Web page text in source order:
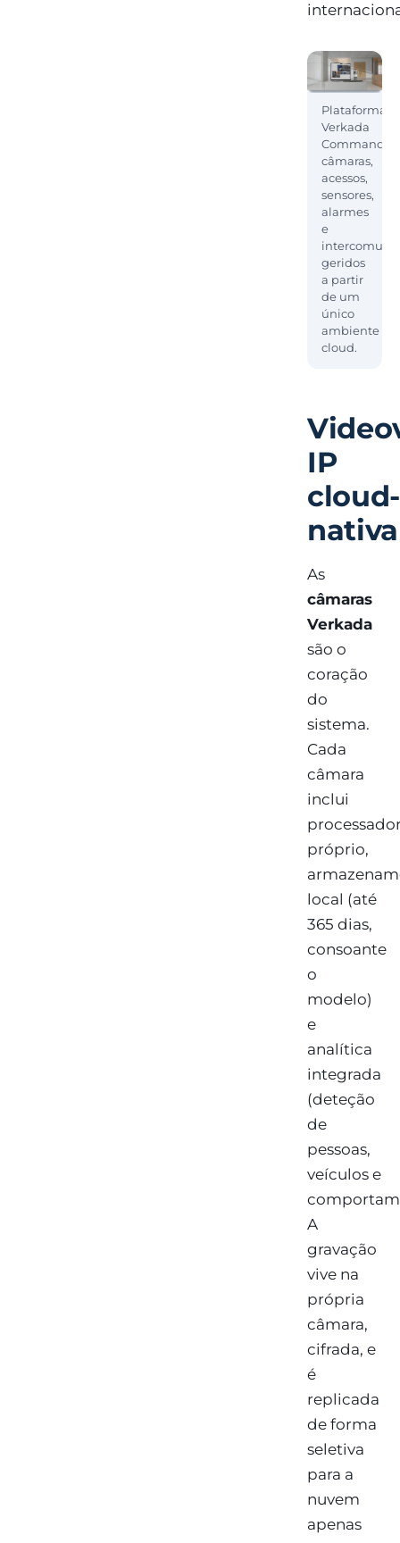
Plataforma
Verkada
Command:
câmaras,
acessos,
sensores,
alarmes
e
geridos
a partir
de um
único
ambiente
cloud.
IP
cloud-
nativa
As
câmaras
Verkada
são o
coração
do
sistema.
Cada
câmara
inclui
próprio,
local (até
365 dias,
consoante
o
modelo)
e
analítica
integrada
(deteção
de
pessoas,
veículos e
A
gravação
vive na
própria
câmara,
cifrada, e
é
replicada
de forma
seletiva
para a
nuvem
apenas